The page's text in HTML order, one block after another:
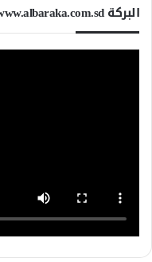
البركة www.albaraka.com.sd